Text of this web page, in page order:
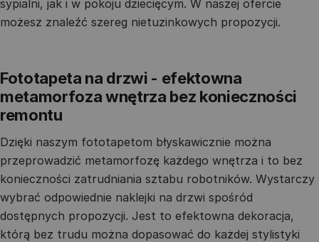
sypialni, jak i w pokoju dziecięcym. W naszej ofercie
możesz znaleźć szereg nietuzinkowych propozycji.
Fototapeta na drzwi - efektowna
metamorfoza wnętrza bez konieczności
remontu
Dzięki naszym fototapetom błyskawicznie można
przeprowadzić metamorfozę każdego wnętrza i to bez
konieczności zatrudniania sztabu robotników. Wystarczy
wybrać odpowiednie naklejki na drzwi spośród
dostępnych propozycji. Jest to efektowna dekoracja,
którą bez trudu można dopasować do każdej stylistyki